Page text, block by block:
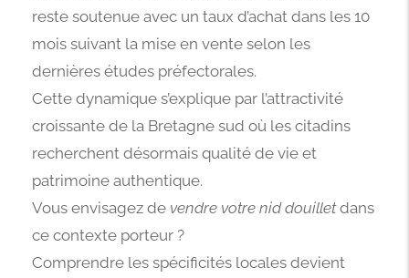
reste soutenue avec un taux d’achat dans les 10
mois suivant la mise en vente selon les
dernières études préfectorales.
Cette dynamique s’explique par l’attractivité
croissante de la Bretagne sud où les citadins
recherchent désormais qualité de vie et
patrimoine authentique.
Vous envisagez de vendre votre nid douilletdans
ce contexte porteur ?
Comprendre les spécificités locales devient